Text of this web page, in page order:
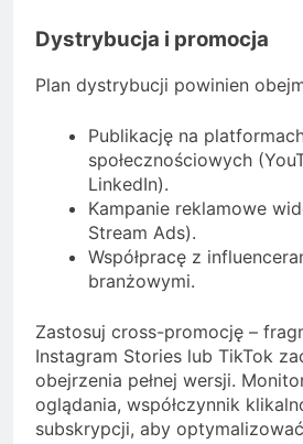
Dystrybucja i promocja
Plan dystrybucji powinien
Publikację na
społecznościowych
LinkedIn).
Kampanie reklamowe
Stream Ads).
Współpracę z
branżowymi.
Zastosuj cross-promocję –
Instagram Stories lub TikTok
obejrzenia pełnej wersji.
oglądania, współczynnik
subskrypcji, aby